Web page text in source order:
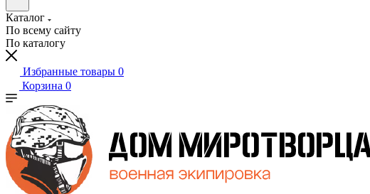
Каталог
По всему сайту
По каталогу
Избранные товары 0
Корзина 0